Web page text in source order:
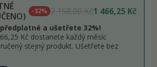
-32% 2 158,00 Kč1 466,25 Kč
a ušetřete 32%!
Kč dostanete každý měsíc
stejný produkt. Ušetřete bez